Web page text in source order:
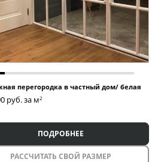
перегородка в частный дом/ белая
руб. за м2
ПОДРОБНЕЕ
РАССЧИТАТЬ СВОЙ РАЗМЕР